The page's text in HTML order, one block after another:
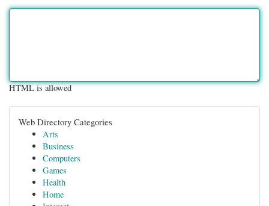
HTML is allowed
Web Directory Categories
Arts
Business
Computers
Games
Health
Home